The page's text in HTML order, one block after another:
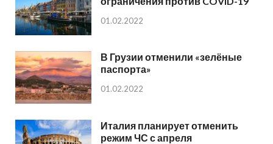
01.02.2022
В Грузии отменили «зелёные
паспорта»
01.02.2022
Италия планирует отменить
режим ЧС с апреля